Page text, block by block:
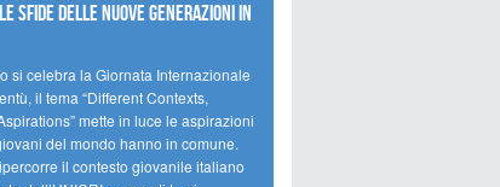
SFIDE DELLE NUOVE GENERAZIONI IN
si celebra la Giornata Internazionale
il tema “Different Contexts,
mette in luce le aspirazioni
del mondo hanno in comune.
il contesto giovanile italiano